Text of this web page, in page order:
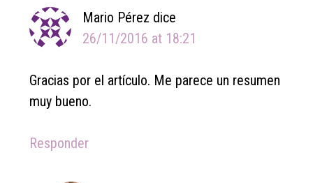
Mario Pérez dice
26/11/2016 at 18:21
Gracias por el artículo. Me parece un resumen
muy bueno.
Responder